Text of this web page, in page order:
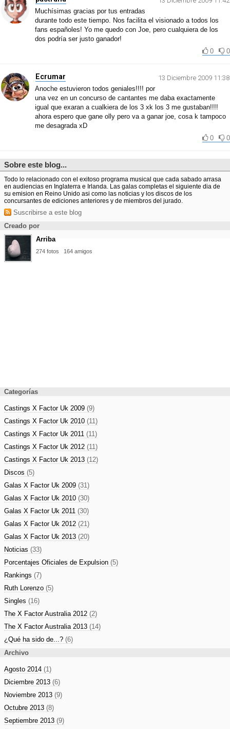
Muchísimas gracias por tus entradas
durante todo este tiempo. Nos facilita el visionado a todos los
fans españoles! Yo me quedo con Joe, pero cualquiera de los
dos podría ser justo ganador!
0
0
Ecrumar
13 Diciembre 2009 11:38
Anoche estuvieron todos geniales!!!! por
una vez en un concurso de cantantes me daba exactamente
igual que exaran a cualkiera de los 3 xk los 3 me gustaban!!!!
ahora espero que gane olly pero va a ganar joe, cosa k tampoco
me desagrada xD
0
0
Sobre este blog...
Todo lo relacionado con el exitoso programa musical que cada sabado arrasa
en audiencias en Inglaterra e Irlanda. Las galas completas el siguiente dia de
su emision en Reino Unido asi como las noticias y los discos de los
concursantes de ediciones anteriores y de miembros del jurado.
Suscribirse a este blog
Creado por
Arriba
274 fotos 164 amigos
Categorías
Castings X Factor Uk 2009 (9)
Castings X Factor Uk 2010 (11)
Castings X Factor Uk 2011 (11)
Castings X Factor Uk 2012 (11)
Castings X Factor Uk 2013 (12)
Discos (5)
Galas X Factor Uk 2009 (31)
Galas X Factor Uk 2010 (30)
Galas X Factor Uk 2011 (30)
Galas X Factor Uk 2012 (21)
Galas X Factor Uk 2013 (20)
Noticias (33)
Porcentajes Oficiales de Expulsion (5)
Rankings (7)
Ruth Lorenzo (5)
Singles (16)
The X Factor Australia 2012 (2)
The X Factor Australia 2013 (14)
¿Qué ha sido de...? (6)
Archivo
Agosto 2014 (1)
Diciembre 2013 (6)
Noviembre 2013 (9)
Octubre 2013 (8)
Septiembre 2013 (9)